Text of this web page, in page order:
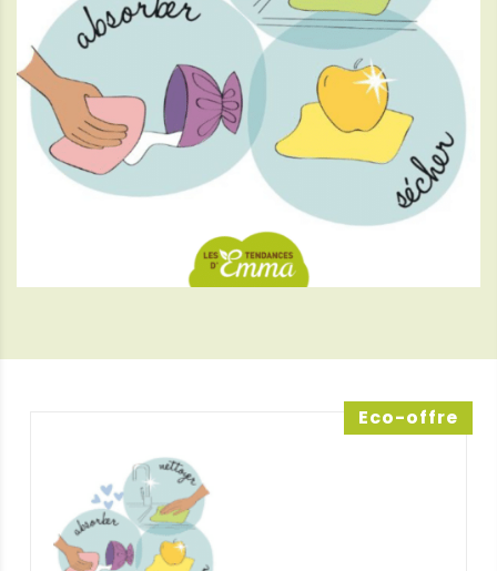
Eco-offre